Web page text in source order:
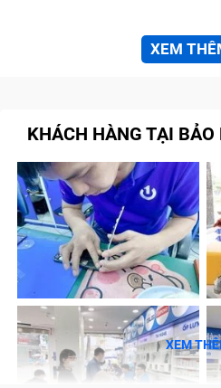
XEM
KHÁCH HÀNG TẠI BẢO
XEM